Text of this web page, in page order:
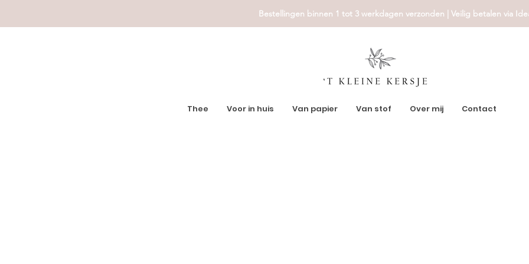
Bestellingen binnen 1 tot 3 werkdagen verzonden | Veilig betalen via
Thee Voor in huis Van papier Van stof Over mij Contact